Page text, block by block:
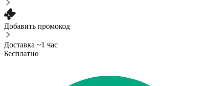
Добавить промокод
Доставка ~1 час
Бесплатно